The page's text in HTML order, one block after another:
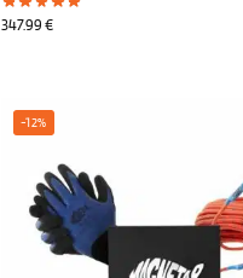
347.99€
-12%